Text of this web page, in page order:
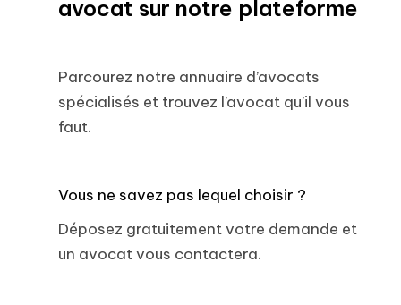
avocat sur notre plateforme
Parcourez notre annuaire d’avocats
spécialisés et trouvez l’avocat qu’il vous
faut.
Vous ne savez pas lequel choisir ?
Déposez gratuitement votre demande et
un avocat vous contactera.